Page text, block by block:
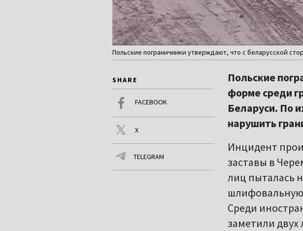
Польские пограничники утверждают, что с беларусской
SHARE
FACEBOOK
X
TELEGRAM
Польские
форме среди
Беларуси. По
нарушить
Инцидент
заставы в
лиц пыталась
Среди
заметили